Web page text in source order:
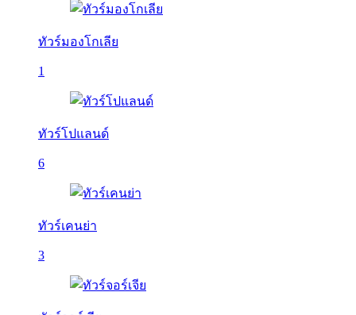
ทัวร์มองโกเลีย
1
ทัวร์โปแลนด์
6
ทัวร์เคนย่า
3